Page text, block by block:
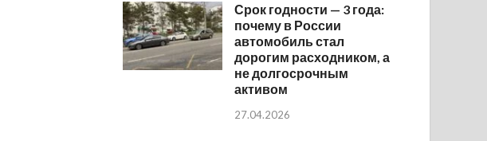
Срок годности — 3 года:
почему в России
автомобиль стал
дорогим расходником, а
не долгосрочным
активом
27.04.2026